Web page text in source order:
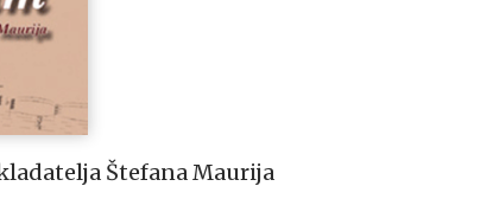
Štefana Maurija